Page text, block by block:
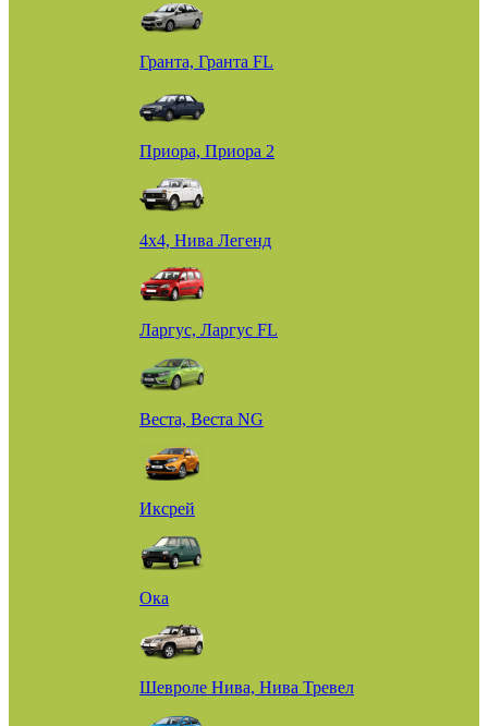
Гранта, Гранта FL
Приора, Приора 2
4х4, Нива Легенд
Ларгус, Ларгус FL
Веста, Веста NG
Иксрей
Ока
Шевроле Нива, Нива Тревел